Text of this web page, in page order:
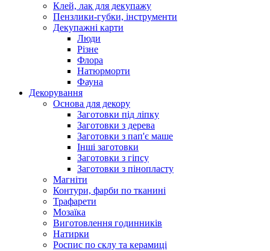
Клей, лак для декупажу
Пензлики-губки, інструменти
Декупажні карти
Люди
Різне
Флора
Натюрморти
Фауна
Декорування
Основа для декору
Заготовки під ліпку
Заготовки з дерева
Заготовки з пап'є маше
Інші заготовки
Заготовки з гіпсу
Заготовки з пінопласту
Магніти
Контури, фарби по тканині
Трафарети
Мозаїка
Виготовлення годинників
Натирки
Роспис по склу та керамиці